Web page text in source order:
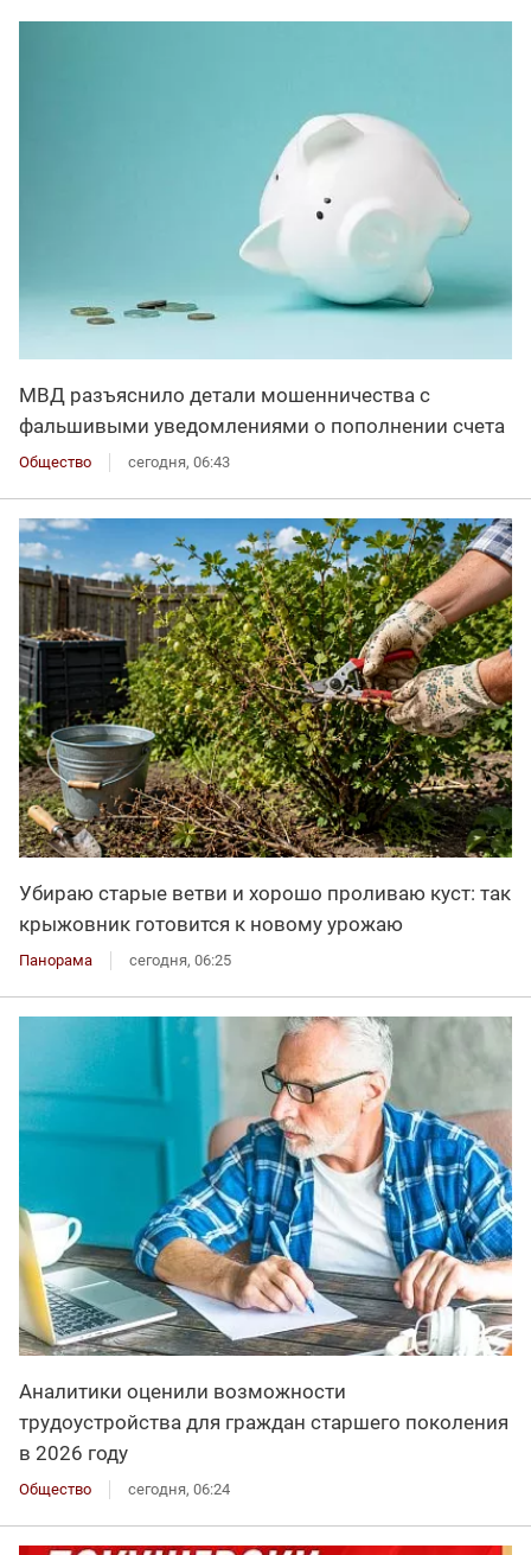
МВД разъяснило детали мошенничества с
фальшивыми уведомлениями о пополнении счета
Общество сегодня, 06:43
Убираю старые ветви и хорошо проливаю куст: так
крыжовник готовится к новому урожаю
Панорама сегодня, 06:25
Аналитики оценили возможности
трудоустройства для граждан старшего поколения
в 2026 году
Общество сегодня, 06:24